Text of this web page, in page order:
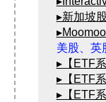
▸新加坡
▸【ETF
▸【ETF
▸【ETF